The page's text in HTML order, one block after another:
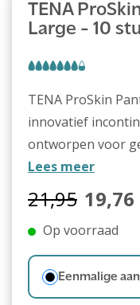
TENA
Large - 10
TENA ProSkin
innovatief
ontworpen voor
Lees meer
21,95 19,76
Op voorraad
Eenmalige